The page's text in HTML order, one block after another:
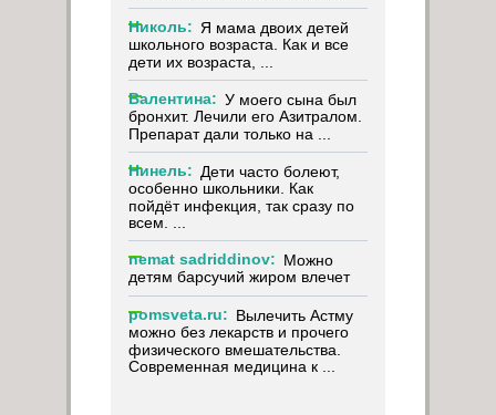
Николь: Я мама двоих детей
школьного возраста. Как и все
дети их возраста, ...
Валентина: У моего сына был
бронхит. Лечили его Азитралом.
Препарат дали только на ...
Нинель: Дети часто болеют,
особенно школьники. Как
пойдёт инфекция, так сразу по
всем. ...
nemat sadriddinov: Можно
детям барсучий жиром влечет
pomsveta.ru: Вылечить Астму
можно без лекарств и прочего
физического вмешательства.
Современная медицина к ...